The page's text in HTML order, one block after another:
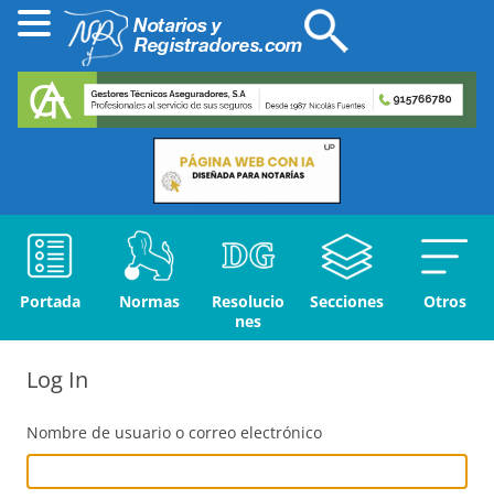
Portada Normas
Resolucio
nes
Secciones Otros
Log In
Nombre de usuario o correo electrónico